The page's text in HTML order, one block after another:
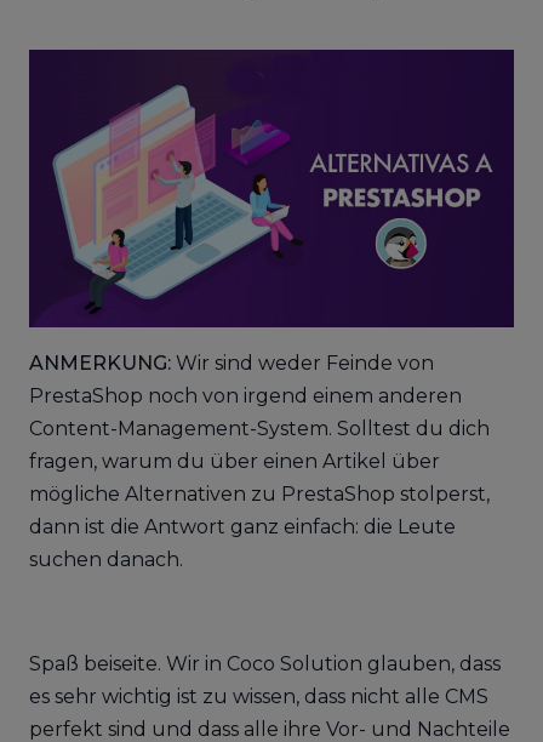
ANMERKUNG: Wir sind weder Feinde von
PrestaShop noch von irgend einem anderen
Content-Management-System. Solltest du dich
fragen, warum du über einen Artikel über
mögliche Alternativen zu PrestaShop stolperst,
dann ist die Antwort ganz einfach: die Leute
suchen danach.
Spaß beiseite. Wir in Coco Solution glauben, dass
es sehr wichtig ist zu wissen, dass nicht alle CMS
perfekt sind und dass alle ihre Vor- und Nachteile